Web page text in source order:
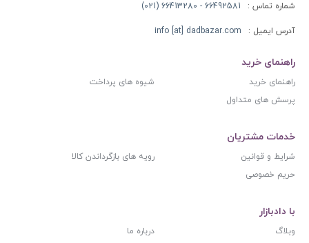
شماره تماس : 66492581 - 66413280 (021)
آدرس ایمیل : info [at] dadbazar.com
راهنمای خرید
راهنمای خرید
شیوه های پرداخت
پرسش های متداول
خدمات مشتریان
شرایط و قوانین
رویه های بازگرداندن کالا
حریم خصوصی
با دادبازار
وبلاگ
درباره ما